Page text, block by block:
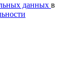
данных в